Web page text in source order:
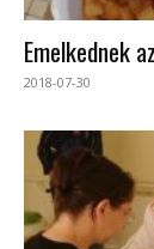
Emelkednek
2018-07-30